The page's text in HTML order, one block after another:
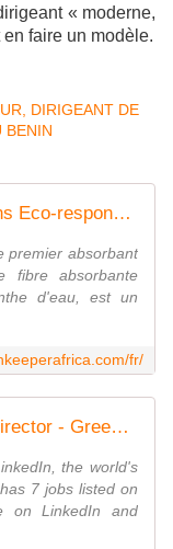
« moderne,
faire un modèle.
Green Keeper Africa - Des solutions Eco-responsables
premier absorbant
fibre absorbante
d'eau, est un
fr/
FOHLA MOUFTAOU - Managing Director - Green Keeper Africa | LinkedIn
the world's
7 jobs listed on
on LinkedIn and